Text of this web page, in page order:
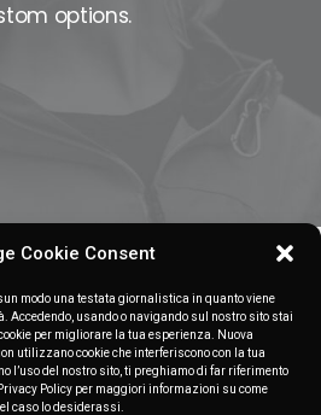
Cookie Consent
modo una testata giornalistica in quanto viene
Accedendo, usando o navigando sul nostro sito stai
per migliorare la tua esperienza. Nuova
utilizzano cookie che interferiscono con la tua
l’uso del nostro sito, ti preghiamo di far riferimento
Policy per maggiori informazioni su come
caso lo desiderassi.
options.